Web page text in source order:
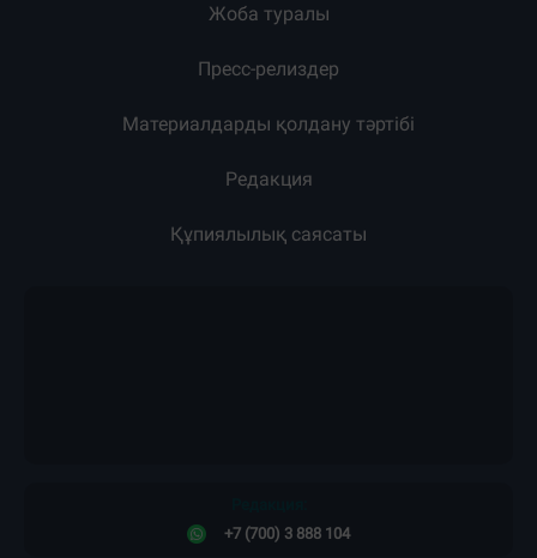
Жоба туралы
Пресс-релиздер
Материалдарды қолдану тәртібі
Редакция
Құпиялылық саясаты
+7 (700) 3 888 104